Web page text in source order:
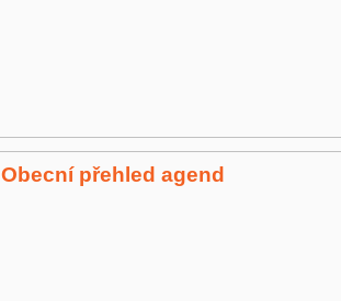
Obecní přehled agend